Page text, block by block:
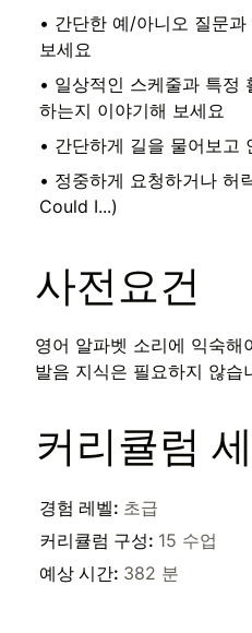
• 간단한 예/아니오 질문
보세요
• 일상적인 스케줄과 특정
하는지 이야기해 보세요
• 간단하게 길을 물어보고
• 정중하게 요청하거나 허
Could I...)
사전요건
영어 알파벳 소리에 익숙해
발음 지식은 필요하지 않습
커리큘럼
경험 레벨: 초급
커리큘럼 구성: 15 수업
예상 시간: 382 분